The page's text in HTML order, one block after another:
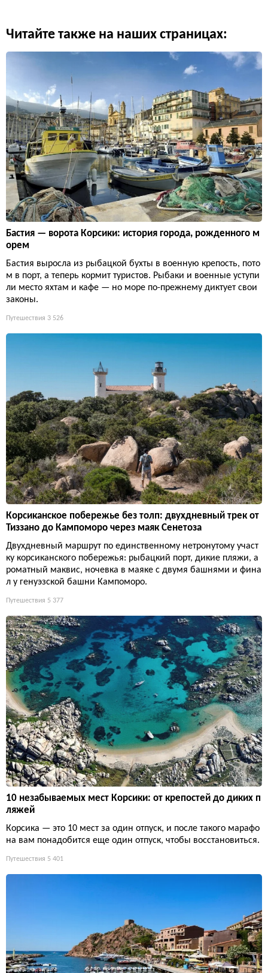
Читайте также на наших страницах:
Бастия — ворота Корсики: история города, рожденного м
орем
Бастия выросла из рыбацкой бухты в военную крепость, пото
м в порт, а теперь кормит туристов. Рыбаки и военные уступи
ли место яхтам и кафе — но море по-прежнему диктует свои
законы.
Путешествия 3 526
Корсиканское побережье без толп: двухдневный трек от
Тиззано до Кампоморо через маяк Сенетоза
Двухдневный маршрут по единственному нетронутому участ
ку корсиканского побережья: рыбацкий порт, дикие пляжи, а
роматный маквис, ночевка в маяке с двумя башнями и фина
л у генуэзской башни Кампоморо.
Путешествия 5 377
10 незабываемых мест Корсики: от крепостей до диких п
ляжей
Корсика — это 10 мест за один отпуск, и после такого марафо
на вам понадобится еще один отпуск, чтобы восстановиться.
Путешествия 5 401